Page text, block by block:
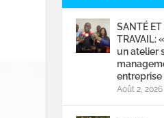
SANTÉ
TRAVAIL:
un atelier
entreprise
Août 2, 2026